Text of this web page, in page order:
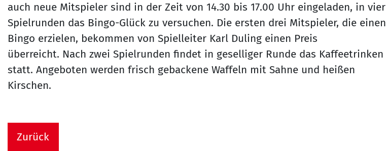
auch neue Mitspieler sind in der Zeit von 14.30 bis 17.00 Uhr eingeladen, in vier
Spielrunden das Bingo-Glück zu versuchen. Die ersten drei Mitspieler, die einen
Bingo erzielen, bekommen von Spielleiter Karl Duling einen Preis
überreicht. Nach zwei Spielrunden findet in geselliger Runde das Kaffeetrinken
statt. Angeboten werden frisch gebackene Waffeln mit Sahne und heißen
Kirschen.
Zurück